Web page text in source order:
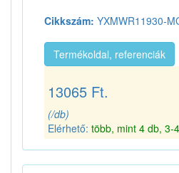
Cikkszám: YXMWR11930-
Termékoldal, referenciák
13065 Ft.
(/db)
Elérhető: több, mint 4 db, 3-